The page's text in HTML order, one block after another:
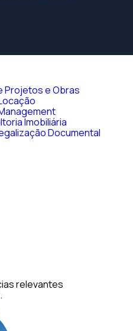
Projetos e Obras
Imobiliária
Documental
relevantes